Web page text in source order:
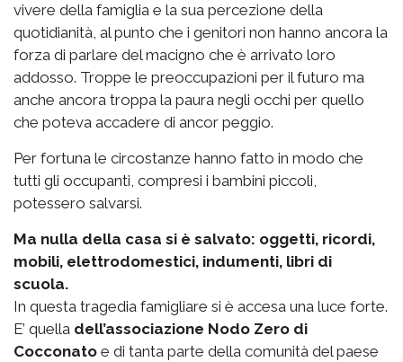
vivere della famiglia e la sua percezione della
quotidianità, al punto che i genitori non hanno ancora la
forza di parlare del macigno che è arrivato loro
addosso. Troppe le preoccupazioni per il futuro ma
anche ancora troppa la paura negli occhi per quello
che poteva accadere di ancor peggio.
Per fortuna le circostanze hanno fatto in modo che
tutti gli occupanti, compresi i bambini piccoli,
potessero salvarsi.
Ma nulla della casa si è salvato: oggetti, ricordi,
mobili, elettrodomestici, indumenti, libri di
scuola.
In questa tragedia famigliare si è accesa una luce forte.
E’ quella dell’associazione Nodo Zero di
Cocconato e di tanta parte della comunità del paese